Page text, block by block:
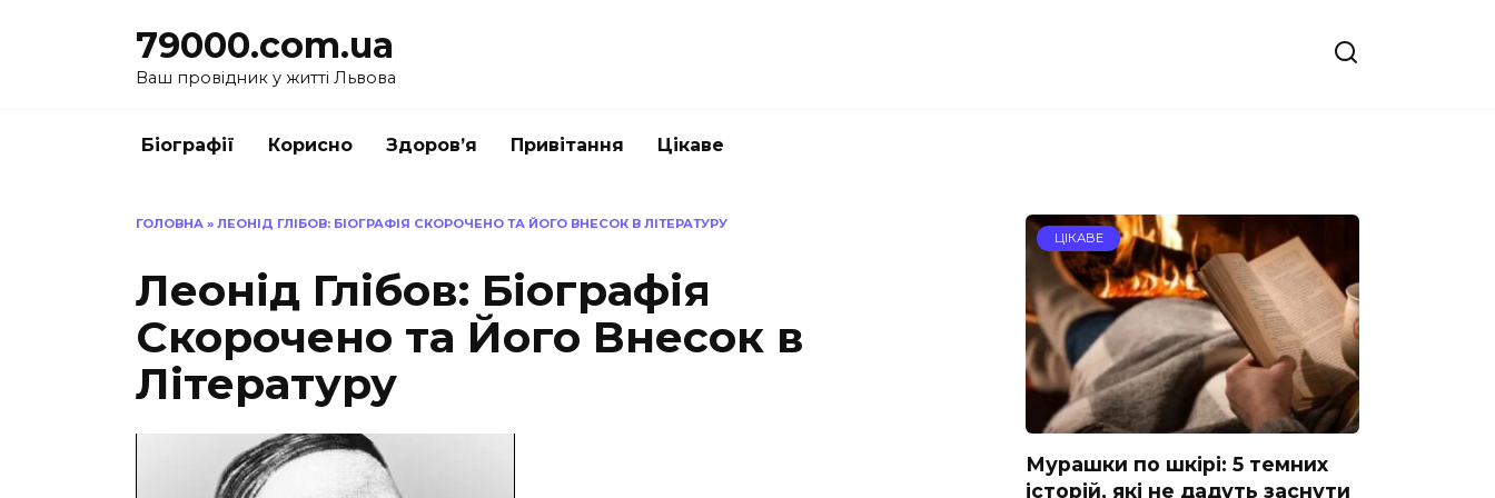
79000.com.ua
Ваш провідник у житті Львова
Біографії Корисно Здоров’я Привітання Цікаве
ГОЛОВНА » ЛЕОНІД ГЛІБОВ: БІОГРАФІЯ СКОРОЧЕНО ТА ЙОГО ВНЕСОК В ЛІТЕРАТУРУ
Леонід Глібов: Біографія
Скорочено та Його Внесок в
Літературу
ЦІКАВЕ
Мурашки по шкірі: 5 темних
історій, які не дадуть заснути